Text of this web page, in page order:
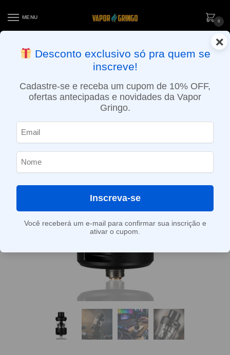
MENU
0
ENTREGA NO MESMO DIA EM SÃO PAULO (SEG A SEX): PEDIDOS
APROVADOS ATÉ 15:30 VIA MOTOBOY
×
Desconto exclusivo só pra quem se
inscreve!
Cadastre-se e receba um cupom de 10% OFF,
ofertas antecipadas e novidades da Vapor
Gringo.
Inscreva-se
Você receberá um e-mail para confirmar sua inscrição e
ativar o cupom.